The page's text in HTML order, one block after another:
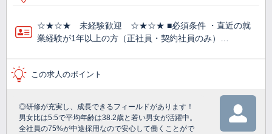
☆★☆★ 未経験歓迎 ☆★☆★ ■必須条件 ・直近の就
業経験が1年以上の方（正社員・契約社員のみ）…
この求人のポイント
◎研修が充実し、成長できるフィールドがあります！
男女比は5:5で平均年齢は38.2歳と若い男女が活躍中。
全社員の75%が中途採用なので安心して働くことがで